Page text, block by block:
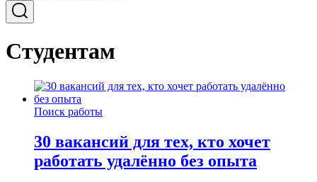
Студентам
Поиск работы
30 вакансий для тех, кто хочет
работать удалённо без опыта